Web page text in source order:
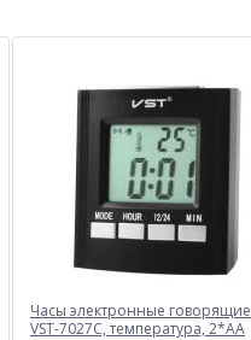
Часы электронные говорящие
VST-7027С, температура, 2*AA